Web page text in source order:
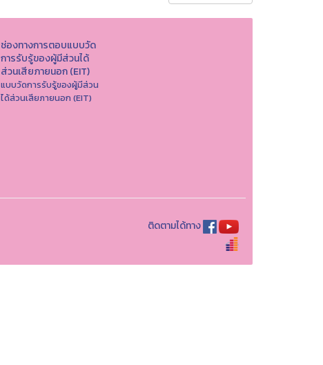
ช่องทางการตอบแบบวัด
การรับรู้ของผู้มีส่วนได้
ส่วนเสียภายนอก (EIT)
แบบวัดการรับรู้ของผู้มีส่วน
ได้ส่วนเสียภายนอก (EIT)
ติดตามได้ทาง